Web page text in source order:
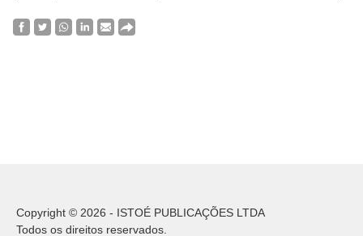
Copyright © 2026 - ISTOÉ PUBLICAÇÕES LTDA
Todos os direitos reservados.